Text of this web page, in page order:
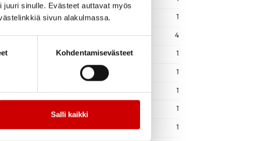
sinulle. Evästeet auttavat myös
sivun alakulmassa.
Kohdentamisevästeet
Salli kaikki
1
4
1
1
1
1
1